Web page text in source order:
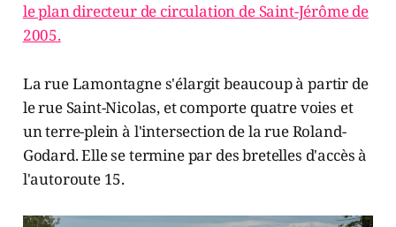
le plan directeur de circulation de Saint-Jérôme de
2005.
La rue Lamontagne s'élargit beaucoup à partir de
le rue Saint-Nicolas, et comporte quatre voies et
un terre-plein à l'intersection de la rue Roland-
Godard. Elle se termine par des bretelles d'accès à
l'autoroute 15.